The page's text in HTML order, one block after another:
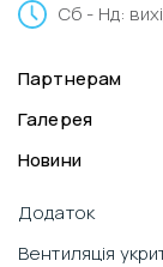
Сб - Нд:
Партнерам
Галерея
Новини
Додаток
Вентиляція